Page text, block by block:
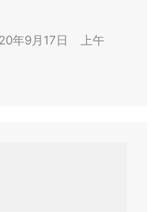
年9月17日 上午